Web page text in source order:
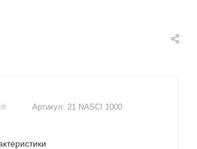
Артикул: 21 NASCI 1000